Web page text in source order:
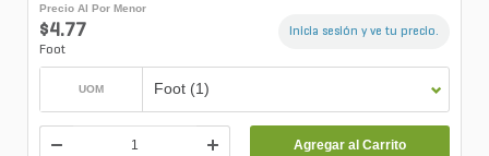
Precio Al Por Menor
$4.77
Foot
Inicia sesión y ve tu precio.
UOM Foot (1)
Agregar al Carrito